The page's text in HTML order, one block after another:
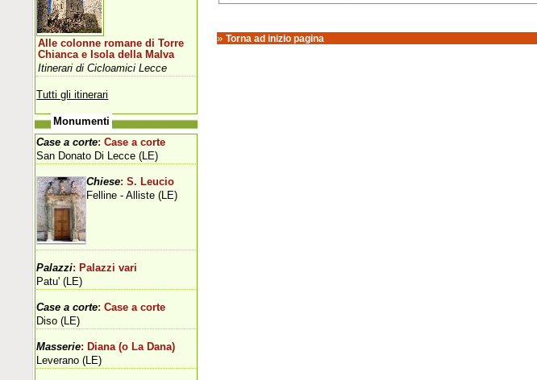
»Torna ad inizio pagina
Alle colonne romane di Torre
Chianca e Isola della Malva
Itinerari di Cicloamici Lecce
Tutti gli itinerari
Monumenti
Case a corte: Case a corte
San Donato Di Lecce (LE)
Chiese: S. Leucio
Felline - Alliste (LE)
Palazzi: Palazzi vari
Patu' (LE)
Case a corte: Case a corte
Diso (LE)
Masserie: Diana (o La Dana)
Leverano (LE)